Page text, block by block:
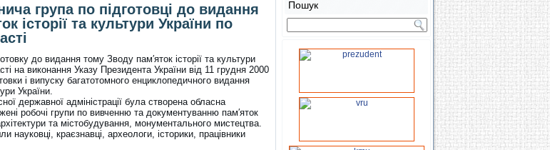
група по підготовці до видання
історії та культури України по
до видання тому Зводу пам′яток історії та культури
на виконання Указу Президента України від 11 грудня 2000
і випуску багатотомного енциклопедичного видання
України.
державної адміністрації була створена обласна
робочі групи по вивченню та документуванню пам′яток
та містобудування, монументального мистецтва.
науковці, краєзнавці, археологи, історики, працівники
Пошук